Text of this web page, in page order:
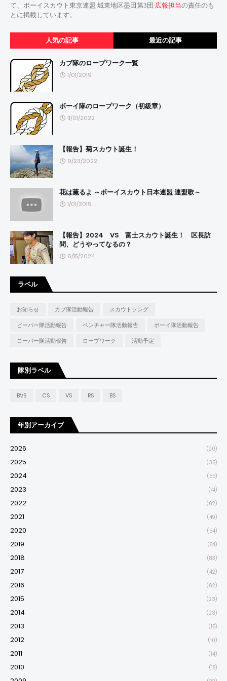
て、ボーイスカウト東京連盟 城東地区墨田第3団 広報担当の責任のも
とに掲載しています。
人気の記事 最近の記事
カブ隊のロープワーク一覧
1/01/2019
ボーイ隊のロープワーク（初級章）
11/01/2022
【報告】菊スカウト誕生！
9/23/2022
花は薫るよ ～ボーイスカウト日本連盟 連盟歌～
1/01/2019
【報告】2024 VS 富士スカウト誕生！ 区長訪
問、どうやってなるの？
6/15/2024
ラベル
お知らせ カブ隊活動報告
スカウトソング
ビーバー隊活動報告
ベンチャー隊活動報告
ボーイ隊活動報告
ローバー隊活動報告
ロープワーク 活動予定
隊別ラベル
BVS CS VS RS BS
年別アーカイブ
2026 (20)
2025 (35)
2024 (55)
2023 (41)
2022 (62)
2021 (49)
2020 (54)
2019 (84)
2018 (83)
2017 (42)
2016 (62)
2015 (23)
2014 (23)
2013 (15)
2012 (10)
2011 (14)
2010 (18)